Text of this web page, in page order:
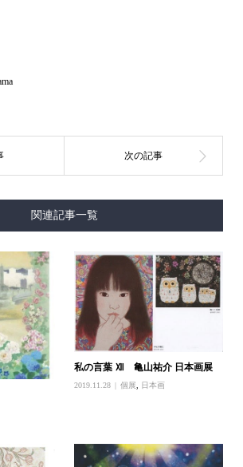
関連記事一覧
私の言葉 Ⅻ 亀山祐介 日本画展
2019.11.28 個展 日本画